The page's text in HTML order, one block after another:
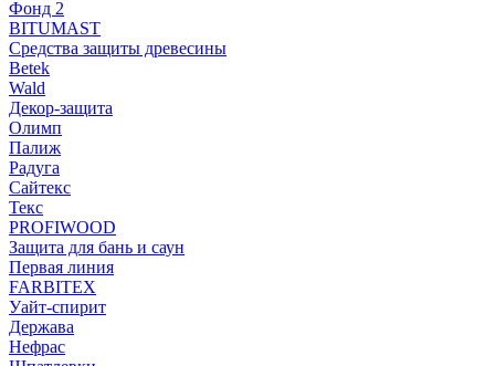
Фонд 2
BITUMAST
Средства защиты древесины
Betek
Wald
Декор-защита
Олимп
Палиж
Радуга
Сайтекс
Текс
PROFIWOOD
Защита для бань и саун
Первая линия
FARBITEX
Уайт-спирит
Держава
Нефрас